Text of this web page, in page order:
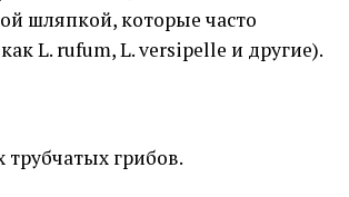
шляпкой, которые часто
L. rufum, L. versipelle и другие).
грибов.